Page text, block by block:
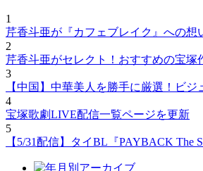
1
芹香斗亜が『カフェブレイク』への
2
芹香斗亜がセレクト！おすすめの宝
3
【中国】中華美人を勝手に厳選！ビ
4
宝塚歌劇LIVE配信一覧ページを更新
5
【5/31配信】タイBL『PAYBACK The